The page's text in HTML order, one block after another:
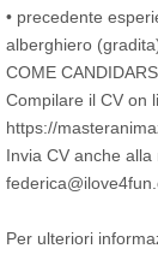
• precedente
alberghiero
COME
Compilare il CV on
https://
Invia CV anche alla
Per ulteriori